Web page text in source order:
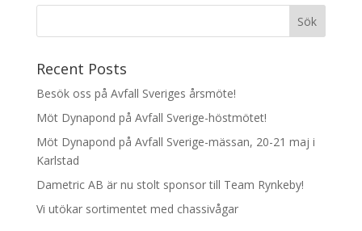
Recent Posts
Besök oss på Avfall Sveriges årsmöte!
Möt Dynapond på Avfall Sverige-höstmötet!
Möt Dynapond på Avfall Sverige-mässan, 20-21 maj i
Karlstad
Dametric AB är nu stolt sponsor till Team Rynkeby!
Vi utökar sortimentet med chassivågar